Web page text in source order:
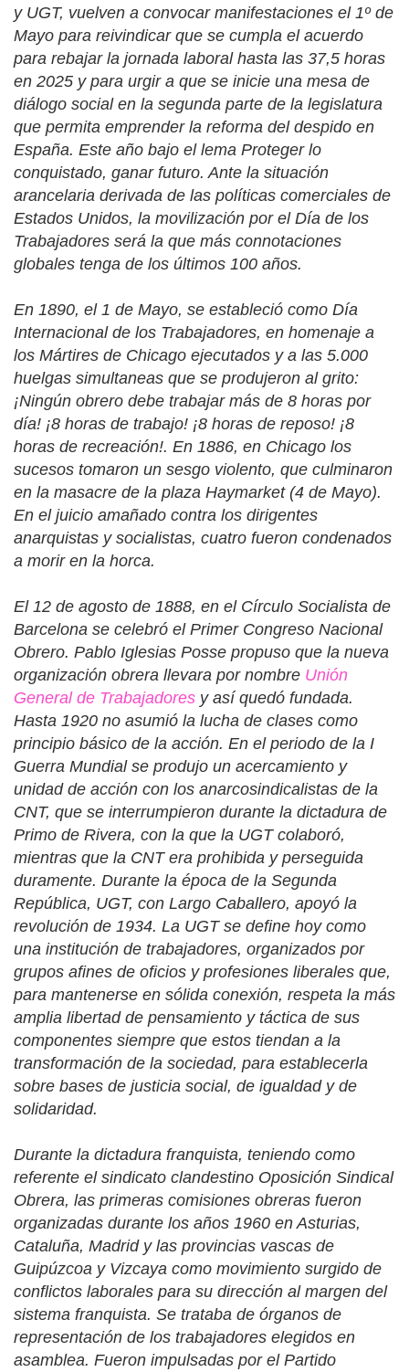
y UGT, vuelven a convocar manifestaciones el 1º de
Mayo para reivindicar que se cumpla el acuerdo
para rebajar la jornada laboral hasta las 37,5 horas
en 2025 y para urgir a que se inicie una mesa de
diálogo social en la segunda parte de la legislatura
que permita emprender la reforma del despido en
España. Este año bajo el lema Proteger lo
conquistado, ganar futuro. Ante la situación
arancelaria derivada de las políticas comerciales de
Estados Unidos, la movilización por el Día de los
Trabajadores será la que más connotaciones
globales tenga de los últimos 100 años.
En 1890, el 1 de Mayo, se estableció como Día
Internacional de los Trabajadores, en homenaje a
los Mártires de Chicago ejecutados y a las 5.000
huelgas simultaneas que se produjeron al grito:
¡Ningún obrero debe trabajar más de 8 horas por
día! ¡8 horas de trabajo! ¡8 horas de reposo! ¡8
horas de recreación!. En 1886, en Chicago los
sucesos tomaron un sesgo violento, que culminaron
en la masacre de la plaza Haymarket (4 de Mayo).
En el juicio amañado contra los dirigentes
anarquistas y socialistas, cuatro fueron condenados
a morir en la horca.
El 12 de agosto de 1888, en el Círculo Socialista de
Barcelona se celebró el Primer Congreso Nacional
Obrero. Pablo Iglesias Posse propuso que la nueva
organización obrera llevara por nombre Unión
General de Trabajadores y así quedó fundada.
Hasta 1920 no asumió la lucha de clases como
principio básico de la acción. En el periodo de la I
Guerra Mundial se produjo un acercamiento y
unidad de acción con los anarcosindicalistas de la
CNT, que se interrumpieron durante la dictadura de
Primo de Rivera, con la que la UGT colaboró,
mientras que la CNT era prohibida y perseguida
duramente. Durante la época de la Segunda
República, UGT, con Largo Caballero, apoyó la
revolución de 1934. La UGT se define hoy como
una institución de trabajadores, organizados por
grupos afines de oficios y profesiones liberales que,
para mantenerse en sólida conexión, respeta la más
amplia libertad de pensamiento y táctica de sus
componentes siempre que estos tiendan a la
transformación de la sociedad, para establecerla
sobre bases de justicia social, de igualdad y de
solidaridad.
Durante la dictadura franquista, teniendo como
referente el sindicato clandestino Oposición Sindical
Obrera, las primeras comisiones obreras fueron
organizadas durante los años 1960 en Asturias,
Cataluña, Madrid y las provincias vascas de
Guipúzcoa y Vizcaya como movimiento surgido de
conflictos laborales para su dirección al margen del
sistema franquista. Se trataba de órganos de
representación de los trabajadores elegidos en
asamblea. Fueron impulsadas por el Partido